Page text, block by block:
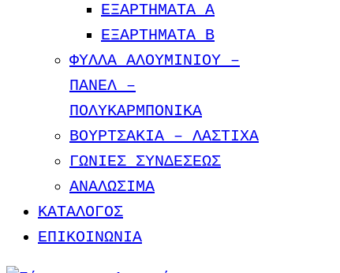
ΕΞΑΡΤΗΜΑΤΑ Α
ΕΞΑΡΤΗΜΑΤΑ Β
ΦΥΛΛΑ ΑΛΟΥΜΙΝΙΟΥ –
ΠΑΝΕΛ –
ΠΟΛΥΚΑΡΜΠΟΝΙΚΑ
ΒΟΥΡΤΣΑΚΙΑ – ΛΑΣΤΙΧΑ
ΓΩΝΙΕΣ ΣΥΝΔΕΣΕΩΣ
ΑΝΑΛΩΣΙΜΑ
ΚΑΤΑΛΟΓΟΣ
ΕΠΙΚΟΙΝΩΝΙΑ